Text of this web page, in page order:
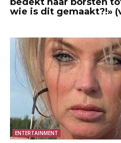
wie is dit gemaakt?!»
ENTERTAINMENT